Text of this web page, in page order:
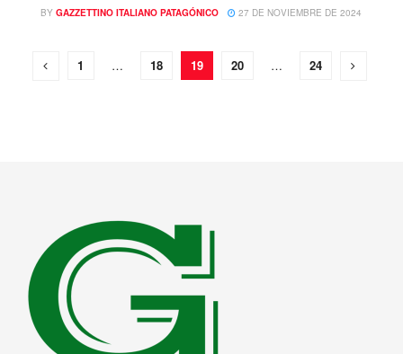
BY GAZZETTINO ITALIANO PATAGÓNICO 27 DE NOVIEMBRE DE 2024
1 … 18 19 20 … 24